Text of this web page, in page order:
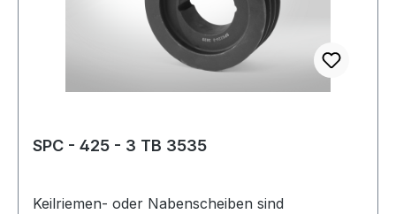
SPC - 425 - 3 TB 3535
Keilriemen- oder Nabenscheiben sind